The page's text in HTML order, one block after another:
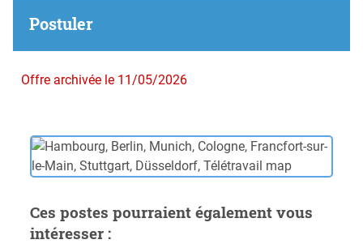
Postuler
Offre archivée le 11/05/2026
Ces postes pourraient également vous
intéresser :